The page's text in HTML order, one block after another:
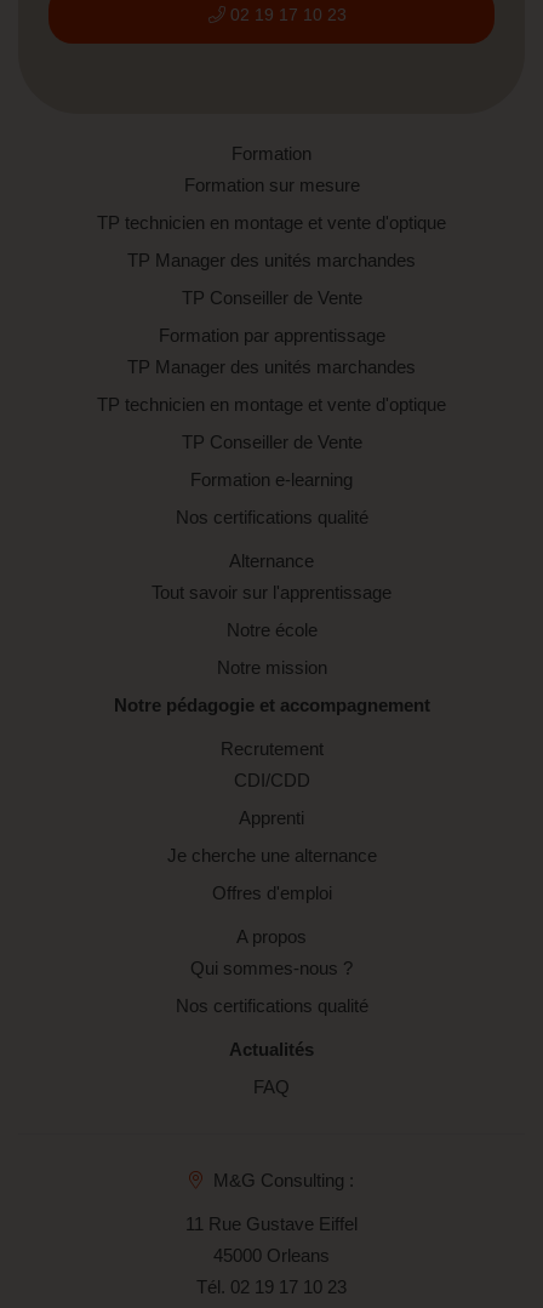
02 19 17 10 23
Formation
Formation sur mesure
TP technicien en montage et vente d'optique
TP Manager des unités marchandes
TP Conseiller de Vente
Formation par apprentissage
TP Manager des unités marchandes
TP technicien en montage et vente d'optique
TP Conseiller de Vente
Formation e-learning
Nos certifications qualité
Alternance
Tout savoir sur l'apprentissage
Notre école
Notre mission
Notre pédagogie et accompagnement
Recrutement
CDI/CDD
Apprenti
Je cherche une alternance
Offres d'emploi
A propos
Qui sommes-nous ?
Nos certifications qualité
Actualités
FAQ
M&G Consulting :
11 Rue Gustave Eiffel
45000 Orleans
Tél. 02 19 17 10 23